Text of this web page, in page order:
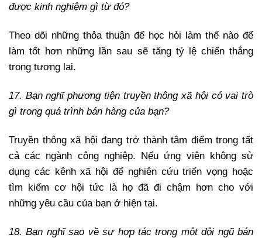
được kinh nghiệm gì từ đó?
Theo dõi những thỏa thuận để học hỏi làm thế nào để
làm tốt hơn những lần sau sẽ tăng tỷ lệ chiến thắng
trong tương lai.
17. Bạn nghĩ phương tiện truyền thông xã hội có vai trò
gì trong quá trình bán hàng của bạn?
Truyền thông xã hội đang trở thành tâm điểm trong tất
cả các ngành công nghiệp. Nếu ứng viên không sử
dụng các kênh xã hội để nghiên cứu triển vọng hoặc
tìm kiếm cơ hội tức là họ đã đi chậm hơn cho với
những yêu cầu của bạn ở hiện tại.
18. Bạn nghĩ sao về sự hợp tác trong một đội ngũ bán